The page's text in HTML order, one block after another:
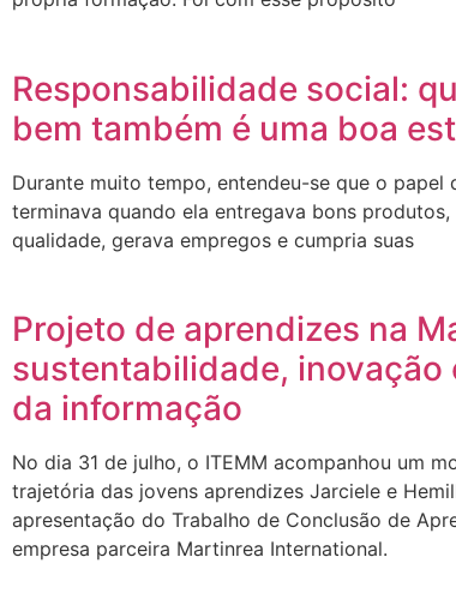
Responsabilidade social:
bem também é uma boa
Durante muito tempo, entendeu-se que o papel
terminava quando ela entregava bons
qualidade, gerava empregos e cumpria suas
Projeto de aprendizes na
sustentabilidade, inovação
da informação
No dia 31 de julho, o ITEMM acompanhou um
trajetória das jovens aprendizes Jarciele e
apresentação do Trabalho de Conclusão de
empresa parceira Martinrea International.